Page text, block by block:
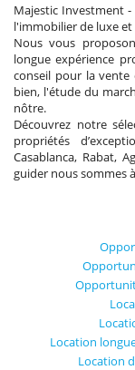
Majestic Investment
l'immobilier de luxe
Nous vous
longue expérience
conseil pour la
bien, l'étude du
nôtre.
Découvrez notre
propriétés
Casablanca, Rabat,
guider nous sommes
Location
Location